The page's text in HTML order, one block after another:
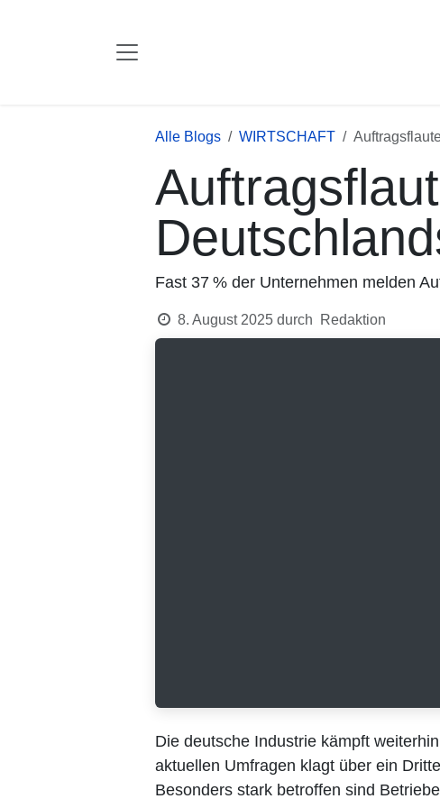
Alle Blogs WIRTSCHAFT
Fast 37 % der Unternehmen melden
8. August 2025 durch Redaktion
Die deutsche Industrie kämpft weiterhin
Umfragen klagt über ein Drittel der
betroffen sind Betriebe aus der